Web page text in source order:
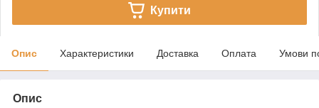
Купити
Опис Характеристики Доставка Оплата Умови
Опис